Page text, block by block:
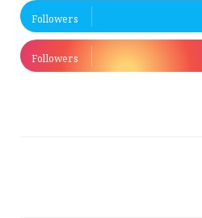
Followers
Followers